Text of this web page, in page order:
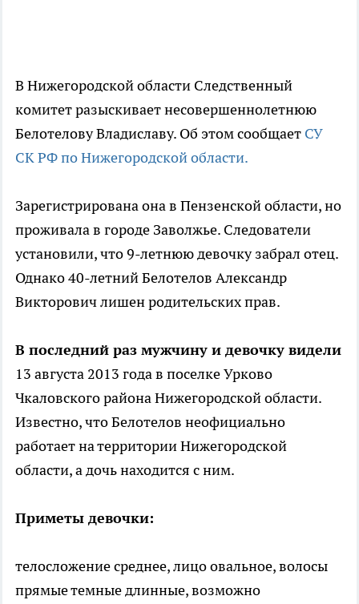
В Нижегородской области Следственный
комитет разыскивает несовершеннолетнюю
Белотелову Владиславу. Об этом сообщает СУ
СК РФ по Нижегородской области.
Зарегистрирована она в Пензенской области, но
проживала в городе Заволжье. Следователи
установили, что 9-летнюю девочку забрал отец.
Однако 40-летний Белотелов Александр
Викторович лишен родительских прав.
В последний раз мужчину и девочку видели
13 августа 2013 года в поселке Урково
Чкаловского района Нижегородской области.
Известно, что Белотелов неофициально
работает на территории Нижегородской
области, а дочь находится с ним.
Приметы девочки:
телосложение среднее, лицо овальное, волосы
прямые темные длинные, возможно